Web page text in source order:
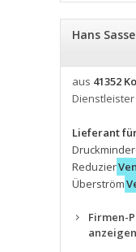
Hans
aus 41352
Dienstleister
Lieferant
Reduzier
Überström
Firmen-
anzeigen